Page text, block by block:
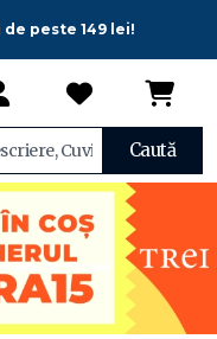
peste 149 lei!
Caută